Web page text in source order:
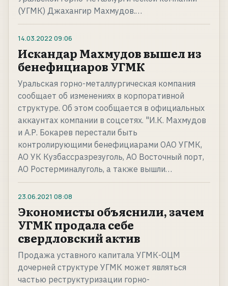
(УГМК) Джахангир Махмудов.…
14.03.2022 09:06
Искандар Махмудов вышел из
бенефициаров УГМК
Уральская горно-металлургическая компания
сообщает об изменениях в корпоративной
структуре. Об этом сообщается в официальных
аккаунтах компании в соцсетях. "И.К. Махмудов
и А.Р. Бокарев перестали быть
контролирующими бенефициарами ОАО УГМК,
АО УК Кузбассразрезуголь, АО Восточный порт,
АО Ростерминалуголь, а также вышли…
23.06.2021 08:08
Экономисты объяснили, зачем
УГМК продала себе
свердловский актив
Продажа уставного капитала УГМК-ОЦМ
дочерней структуре УГМК может являться
частью реструктуризации горно-